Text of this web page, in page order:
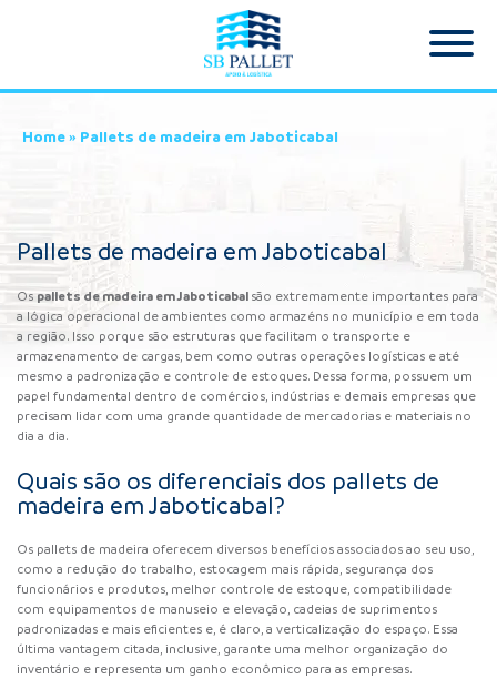
Home» Pallets de madeira em Jaboticabal
Pallets de madeira em Jaboticabal
Os pallets de madeira em Jaboticabal são extremamente importantes para
a lógica operacional de ambientes como armazéns no município e em toda
a região. Isso porque são estruturas que facilitam o transporte e
armazenamento de cargas, bem como outras operações logísticas e até
mesmo a padronização e controle de estoques. Dessa forma, possuem um
papel fundamental dentro de comércios, indústrias e demais empresas que
precisam lidar com uma grande quantidade de mercadorias e materiais no
dia a dia.
Quais são os diferenciais dos pallets de
madeira em Jaboticabal?
Os pallets de madeira oferecem diversos benefícios associados ao seu uso,
como a redução do trabalho, estocagem mais rápida, segurança dos
funcionários e produtos, melhor controle de estoque, compatibilidade
com equipamentos de manuseio e elevação, cadeias de suprimentos
padronizadas e mais eficientes e, é claro, a verticalização do espaço. Essa
última vantagem citada, inclusive, garante uma melhor organização do
inventário e representa um ganho econômico para as empresas.